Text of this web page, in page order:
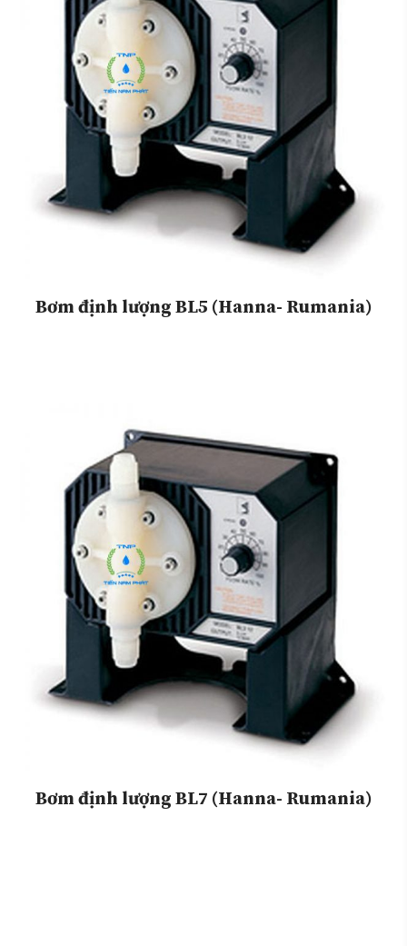
Bơm định lượng BL5 (Hanna- Rumania)
Bơm định lượng BL7 (Hanna- Rumania)